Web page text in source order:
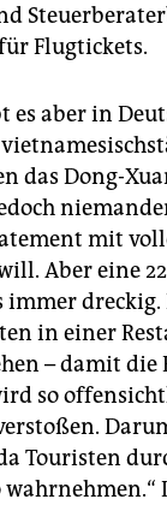
Flugtickets.
es aber in
das Dong-
mit
Aber eine
immer dreckig.
in einer
– damit die
so
Touristen
wahrnehmen.“